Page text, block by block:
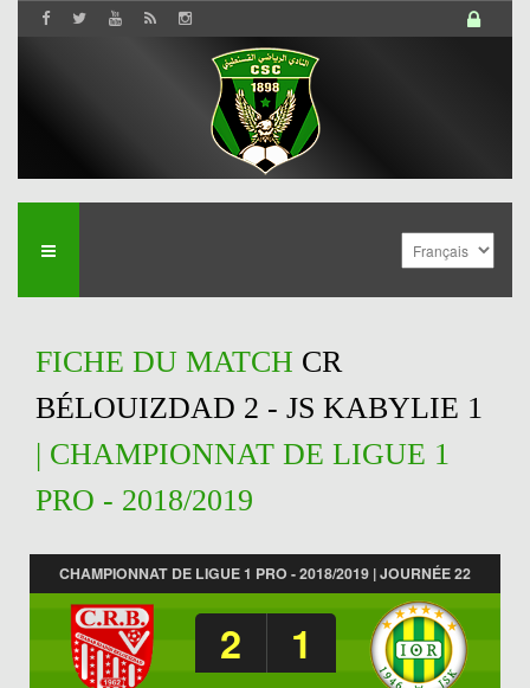
FICHE DU MATCH CR
BÉLOUIZDAD 2 - JS KABYLIE 1
| CHAMPIONNAT DE LIGUE 1
PRO - 2018/2019
CHAMPIONNAT DE LIGUE 1 PRO - 2018/2019 | JOURNÉE 22
2 1